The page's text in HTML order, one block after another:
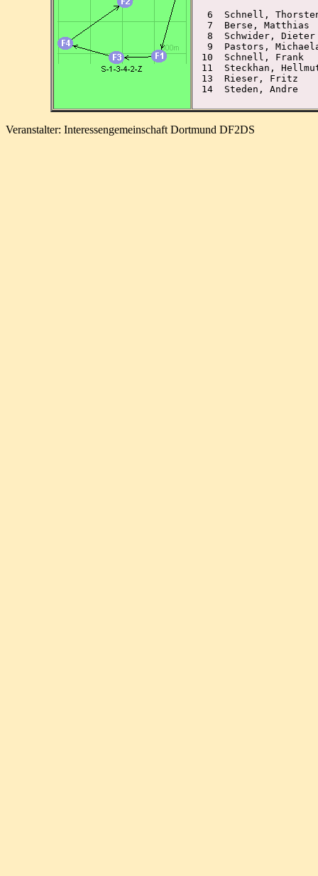
6  Schnell,
7  Berse, Matthias
8  Schwider,
9  Pastors,
10  Schnell, Frank
11  Steckhan,
13  Rieser, Fritz
14  Steden, Andre
Veranstalter: Interessengemeinschaft Dortmund DF2DS